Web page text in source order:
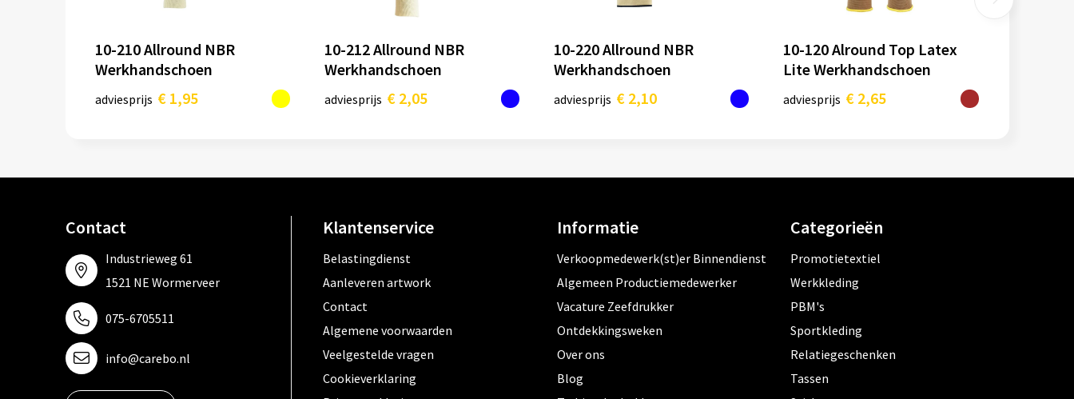
10-210 Allround NBR
Werkhandschoen
adviesprijs € 1,95
10-212 Allround NBR
Werkhandschoen
adviesprijs € 2,05
10-220 Allround NBR
Werkhandschoen
adviesprijs € 2,10
10-120 Alround Top Latex
Lite Werkhandschoen
adviesprijs € 2,65
Contact
Industrieweg 61
1521 NE Wormerveer
075-6705511
info@carebo.nl
Klantenservice
Belastingdienst
Aanleveren artwork
Contact
Algemene voorwaarden
Veelgestelde vragen
Cookieverklaring
Informatie
Verkoopmedewerk(st)er Binnendienst
Algemeen Productiemedewerker
Vacature Zeefdrukker
Ontdekkingsweken
Over ons
Blog
Categorieën
Promotietextiel
Werkkleding
PBM's
Sportkleding
Relatiegeschenken
Tassen